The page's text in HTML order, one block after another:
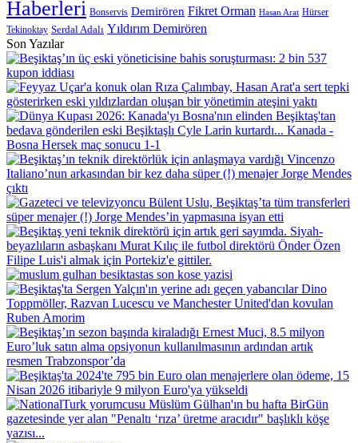
Haberleri Bonservis Demirören Fikret Orman Hasan Arat Hürser
Tekinoktay Serdal Adalı Yıldırım Demirören
Son Yazılar